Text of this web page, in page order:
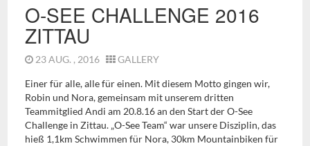
O-SEE CHALLENGE 2016
ZITTAU
23 AUG. , 2016 GALLERY
Einer für alle, alle für einen. Mit diesem Motto gingen wir,
Robin und Nora, gemeinsam mit unserem dritten
Teammitglied Andi am 20.8.16 an den Start der O-See
Challenge in Zittau. „O-See Team“ war unsere Disziplin, das
hieß 1,1km Schwimmen für Nora, 30km Mountainbiken für